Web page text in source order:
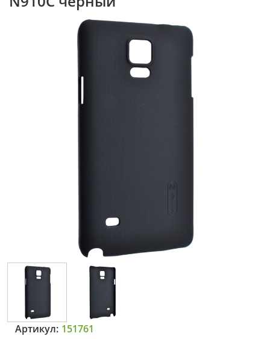
Артикул: 151761